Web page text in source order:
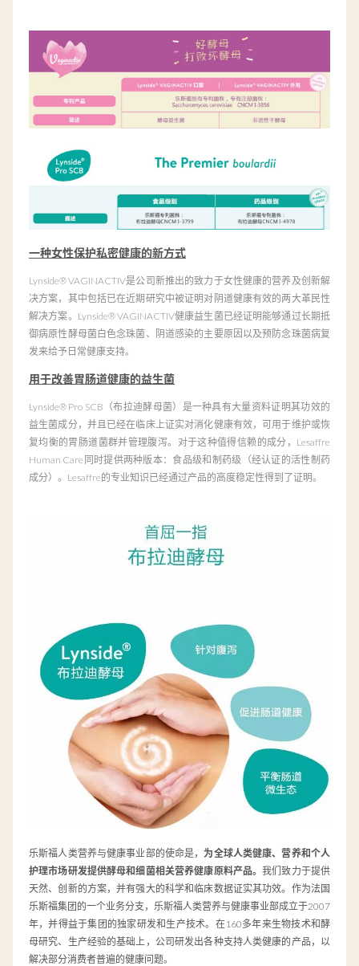
一种女性保护私密健康的新方式
Lynside® VAGINACTIV是公司新推出的致力于女性健康的营养及创新解
决方案，其中包括已在近期研究中被证明对阴道健康有效的两大革民性
解决方案。Lynside® VAGINACTIV健康益生菌已经证明能够通过长期抵
御病原性酵母菌白色念珠菌、阴道感染的主要原因以及预防念珠菌病复
发来给予日常健康支持。
用于改善胃肠道健康的益生菌
Lynside® Pro SCB（布拉迪酵母菌）是一种具有大量资料证明其功效的
益生菌成分，并且已经在临床上证实对消化健康有效，可用于维护或恢
复均衡的胃肠道菌群并管理腹泻。对于这种值得信赖的成分，Lesaffre
Human Care同时提供两种版本：食品级和制药级（经认证的活性制药
成分）。Lesaffre的专业知识已经通过产品的高度稳定性得到了证明。
乐斯福人类营养与健康事业部的使命是， 为全球人类健康、营养和个人
护理市场研发提供酵母和细菌相关营养健康原料产品。我们致力于提供
天然、创新的方案，并有强大的科学和临床数据证实其功效。作为法国
乐斯福集团的一个业务分支，乐斯福人类营养与健康事业部成立于2007
年，并得益于集团的独家研发和生产技术。在160多年来生物技术和酵
母研究、生产经验的基础上，公司研发出各种支持人类健康的产品，以
解决部分消费者普遍的健康问题。